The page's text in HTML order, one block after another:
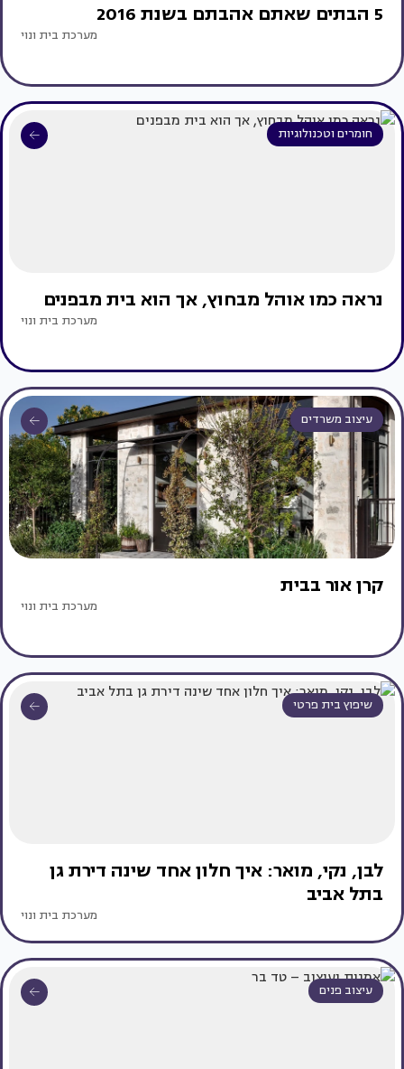
5 הבתים שאתם אהבתם בשנת 2016
מערכת בית ונוי
חומרים וטכנולוגיות
נראה כמו אוהל מבחוץ, אך הוא בית מבפנים
מערכת בית ונוי
עיצוב משרדים
קרן אור בבית
מערכת בית ונוי
שיפוץ בית פרטי
לבן, נקי, מואר: איך חלון אחד שינה דירת גן
בתל אביב
מערכת בית ונוי
עיצוב פנים